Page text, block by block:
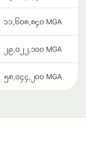
၁၁,၆၀၈,၈၄၀ MGA
၂၉,၀၂၂,၁၀၀ MGA
၅၈,၀၄၄,၂၀၀ MGA